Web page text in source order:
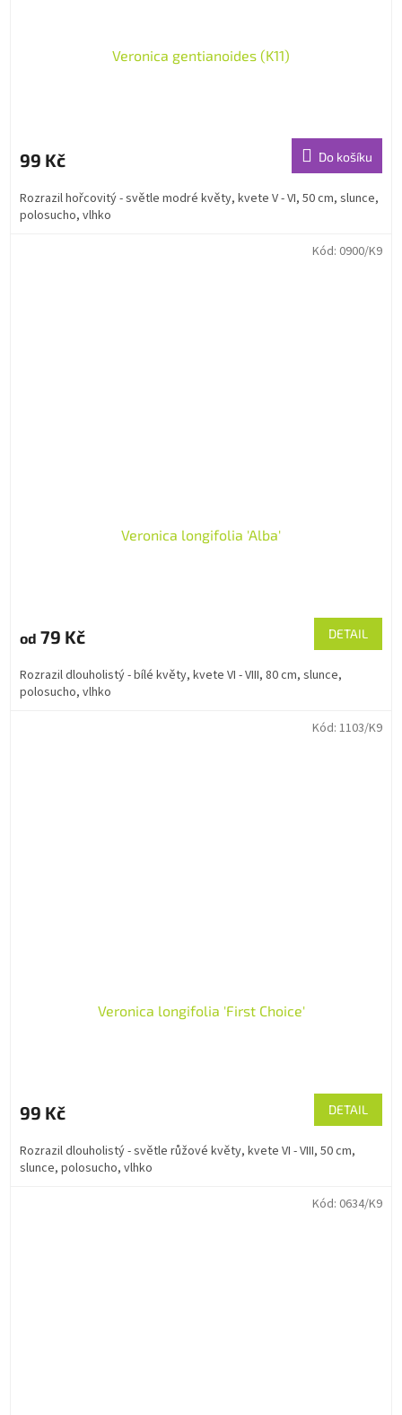
Veronica gentianoides (K11)
99 Kč Do košíku
Rozrazil hořcovitý - světle modré květy, kvete V - VI, 50 cm, slunce,
polosucho, vlhko
Veronica longifolia 'Alba'
od 79 Kč DETAIL
Rozrazil dlouholistý - bílé květy, kvete VI - VIII, 80 cm, slunce,
polosucho, vlhko
Kód: 0900/K9
Veronica longifolia 'First Choice'
99 Kč DETAIL
Rozrazil dlouholistý - světle růžové květy, kvete VI - VIII, 50 cm,
slunce, polosucho, vlhko
Kód: 1103/K9
Kód: 0634/K9